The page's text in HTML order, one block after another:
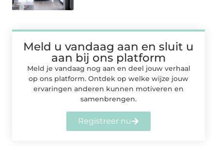
Meld u vandaag aan en sluit u
aan bij ons platform
Meld je vandaag nog aan en deel jouw verhaal
op ons platform. Ontdek op welke wijze jouw
ervaringen anderen kunnen motiveren en
samenbrengen.
Registreer nu